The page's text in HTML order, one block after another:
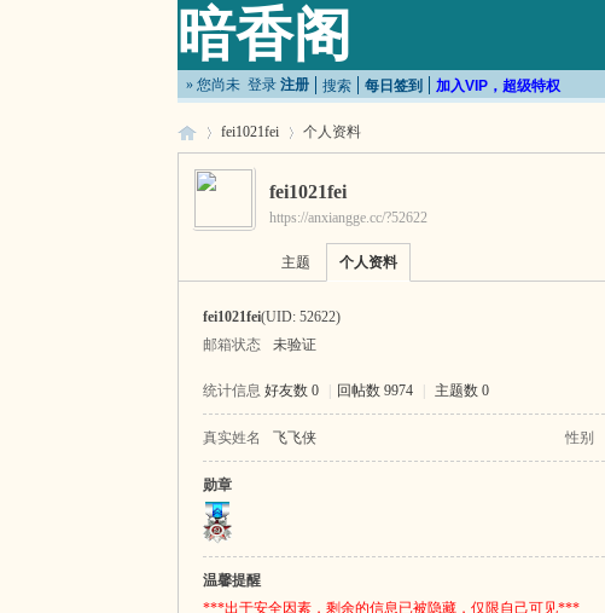
暗香阁
» 您尚未 登录 注册 搜索 每日签到 加入VIP，超级特权
›
fei1021fei 个人资料
fei1021fei
https://anxiangge.cc/?52622
主题 个人资料
fei1021fei(UID: 52622)
邮箱状态
未验证
统计信息 好友数 0 回帖数 9974 主题数 0
真实姓名 飞飞侠 性别
勋章
温馨提醒
***出于安全因素，剩余的信息已被隐藏，仅限自己可见***